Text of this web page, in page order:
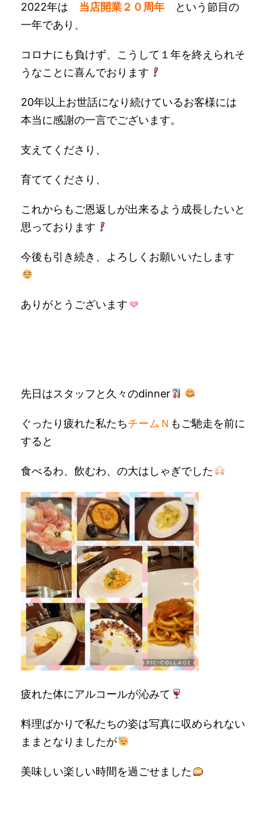
2022年は 当店開業２０周年 という節目の
一年であり、
コロナにも負けず、こうして１年を終えられそ
うなことに喜んでおります
20年以上お世話になり続けているお客様には
本当に感謝の一言でございます。
支えてくださり、
育ててくださり、
これからもご恩返しが出来るよう成長したいと
思っております
今後も引き続き、よろしくお願いいたします
ありがとうございます
先日はスタッフと久々のdinner
ぐったり疲れた私たちチームＮ もご馳走を前に
すると
食べるわ、飲むわ、の大はしゃぎでした
疲れた体にアルコールが沁みて
料理ばかりで私たちの姿は写真に収められない
ままとなりましたが
美味しい楽しい時間を過ごせました